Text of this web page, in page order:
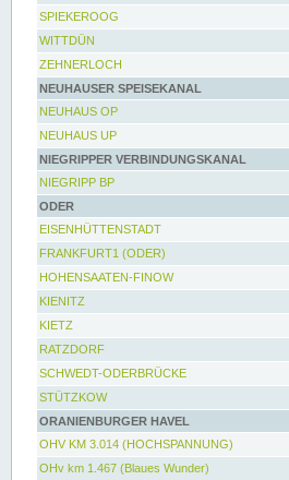
SPIEKEROOG
WITTDÜN
ZEHNERLOCH
NEUHAUSER SPEISEKANAL
NEUHAUS OP
NEUHAUS UP
NIEGRIPPER VERBINDUNGSKANAL
NIEGRIPP BP
ODER
EISENHÜTTENSTADT
FRANKFURT1 (ODER)
HOHENSAATEN-FINOW
KIENITZ
KIETZ
RATZDORF
SCHWEDT-ODERBRÜCKE
STÜTZKOW
ORANIENBURGER HAVEL
OHV KM 3.014 (HOCHSPANNUNG)
OHv km 1.467 (Blaues Wunder)